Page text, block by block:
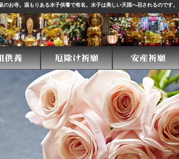
のお寺。温もりある水子供養で有名。水子は美しい天国へ召されるのです。